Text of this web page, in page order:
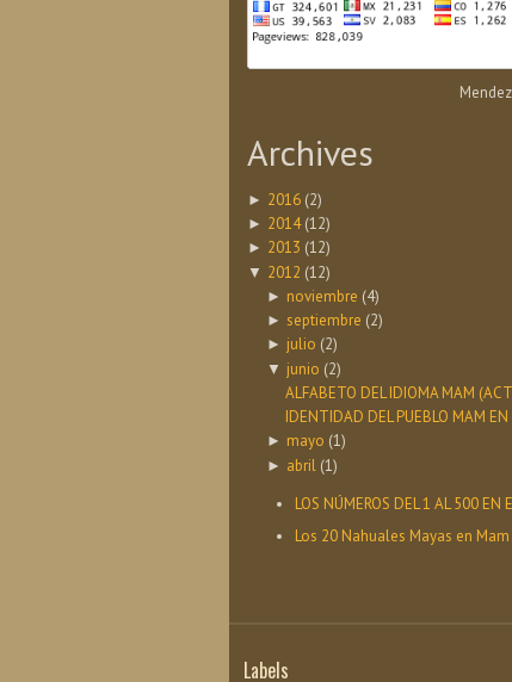
Archives
► 2016 (2)
► 2014 (12)
► 2013 (12)
▼ 2012 (12)
► noviembre (4)
► septiembre (2)
► julio (2)
▼ junio (2)
ALFABETO DEL IDIOMA MAM
IDENTIDAD DEL PUEBLO MAM
► mayo (1)
► abril (1)
LOS NÚMEROS DEL 1 AL 500
Los 20 Nahuales Mayas en
Labels